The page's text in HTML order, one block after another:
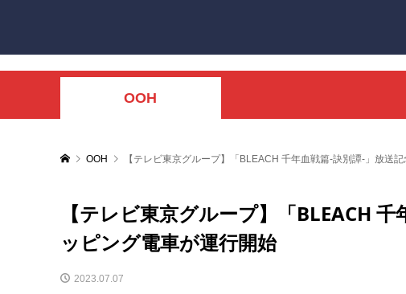
OOH
OOH 【テレビ東京グループ】「BLEACH 千年血戦篇-訣別譚-」放送
【テレビ東京グループ】「BLEACH
ッピング電車が運行開始
2023.07.07